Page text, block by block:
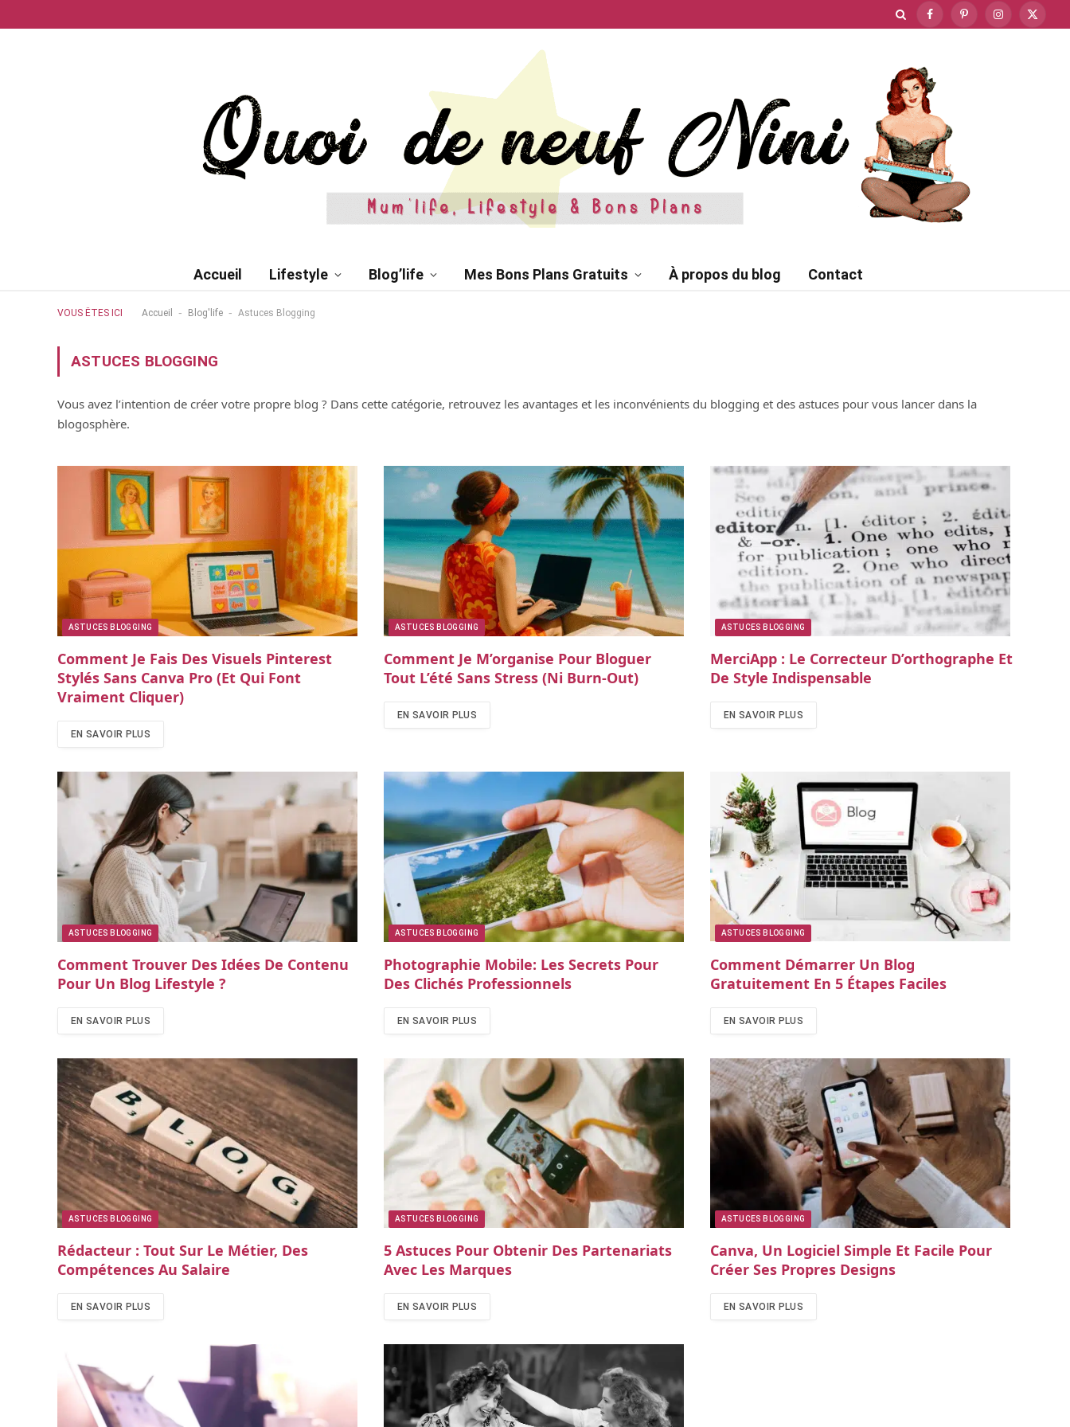
FacebookPinterestInstagram
X
Accueil Lifestyle Blog’life Mes Bons Plans Gratuits À propos du blog Contact
VOUS ÊTES ICI Accueil - Blog'life - Astuces Blogging
ASTUCES BLOGGING
Vous avez l’intention de créer votre propre blog ? Dans cette catégorie, retrouvez les avantages et les inconvénients du blogging et des astuces pour vous lancer dans la
blogosphère.
ASTUCES BLOGGING
Comment Je Fais Des Visuels Pinterest
Stylés Sans Canva Pro (et Qui Font
Vraiment Cliquer)
EN SAVOIR PLUS
ASTUCES BLOGGING
Comment Je M’organise Pour Bloguer
Tout L’été Sans Stress (ni Burn-Out)
EN SAVOIR PLUS
ASTUCES BLOGGING
MerciApp : Le Correcteur D’orthographe Et
De Style Indispensable
EN SAVOIR PLUS
ASTUCES BLOGGING
Comment Trouver Des Idées De Contenu
Pour Un Blog Lifestyle ?
EN SAVOIR PLUS
ASTUCES BLOGGING
Photographie Mobile: Les Secrets Pour
Des Clichés Professionnels
EN SAVOIR PLUS
ASTUCES BLOGGING
Comment Démarrer Un Blog
Gratuitement En 5 Étapes Faciles
EN SAVOIR PLUS
ASTUCES BLOGGING
Rédacteur : Tout Sur Le Métier, Des
Compétences Au Salaire
EN SAVOIR PLUS
ASTUCES BLOGGING
5 Astuces Pour Obtenir Des Partenariats
Avec Les Marques
EN SAVOIR PLUS
ASTUCES BLOGGING
Canva, Un Logiciel Simple Et Facile Pour
Créer Ses Propres Designs
EN SAVOIR PLUS